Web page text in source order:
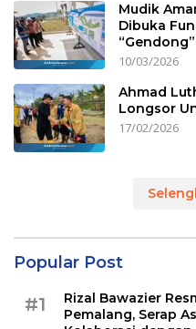
Mudik
Dibuka
10/03/2026
Ahmad
Longsor
17/02/2026
Popular Post
#1
Rizal Bawazier
Pemalang, Serap